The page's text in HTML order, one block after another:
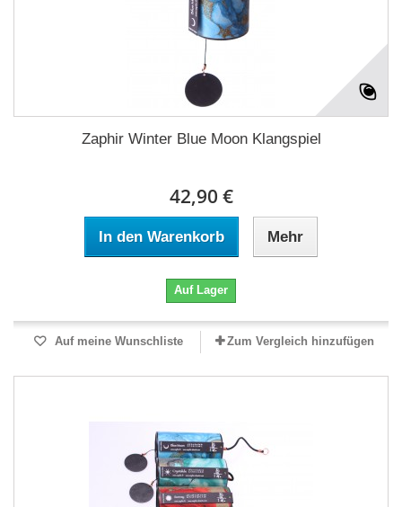
Zaphir Winter Blue Moon Klangspiel
42,90 €
In den Warenkorb Mehr
Auf Lager
Auf meine Wunschliste Zum Vergleich hinzufügen